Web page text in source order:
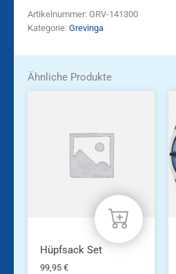
Artikelnummer: GRV-141300
Kategorie: Grevinga
Ähnliche Produkte
Hüpfsack Set
99,95 €